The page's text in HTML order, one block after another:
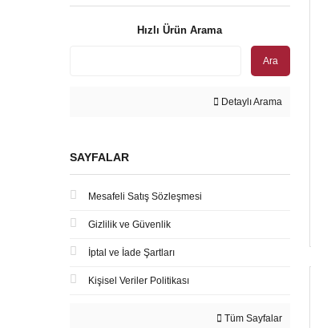
Hızlı Ürün Arama
Ara
Detaylı Arama
SAYFALAR
Mesafeli Satış Sözleşmesi
Gizlilik ve Güvenlik
İptal ve İade Şartları
Kişisel Veriler Politikası
Tüm Sayfalar